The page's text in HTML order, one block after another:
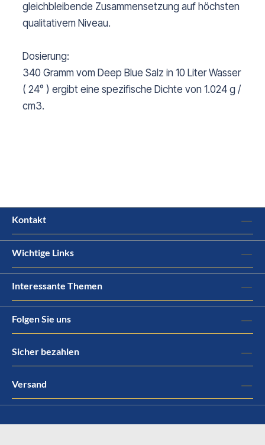
gleichbleibende Zusammensetzung auf höchsten
qualitativem Niveau.
Dosierung:
340 Gramm vom Deep Blue Salz in 10 Liter Wasser
( 24° ) ergibt eine spezifische Dichte von 1.024 g /
cm3.
Kontakt
Wichtige Links
Interessante Themen
Folgen Sie uns
Sicher bezahlen
Versand